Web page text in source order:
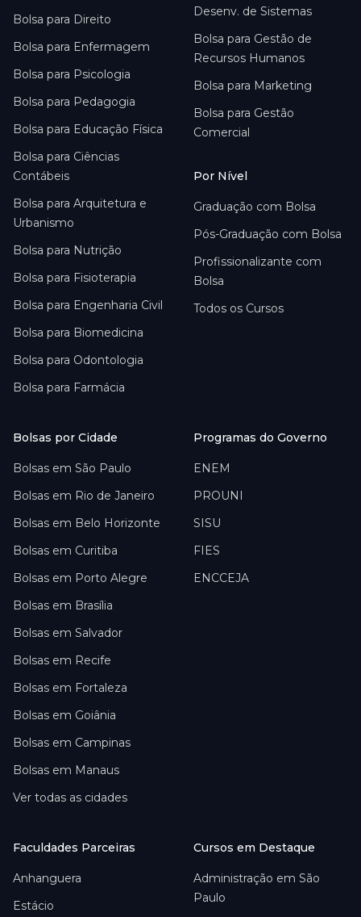
Bolsa para Direito
Bolsa para Enfermagem
Bolsa para Psicologia
Bolsa para Pedagogia
Bolsa para Educação Física
Bolsa para Ciências
Contábeis
Bolsa para Arquitetura e
Urbanismo
Bolsa para Nutrição
Bolsa para Fisioterapia
Bolsa para Engenharia Civil
Bolsa para Biomedicina
Bolsa para Odontologia
Bolsa para Farmácia
Desenv. de Sistemas
Bolsa para Gestão de
Recursos Humanos
Bolsa para Marketing
Bolsa para Gestão
Comercial
Por Nível
Graduação com Bolsa
Pós-Graduação com Bolsa
Profissionalizante com
Bolsa
Todos os Cursos
Bolsas por Cidade
Bolsas em São Paulo
Bolsas em Rio de Janeiro
Bolsas em Belo Horizonte
Bolsas em Curitiba
Bolsas em Porto Alegre
Bolsas em Brasília
Bolsas em Salvador
Bolsas em Recife
Bolsas em Fortaleza
Bolsas em Goiânia
Bolsas em Campinas
Bolsas em Manaus
Ver todas as cidades
Programas do Governo
ENEM
PROUNI
SISU
FIES
ENCCEJA
Faculdades Parceiras
Anhanguera
Estácio
Cursos em Destaque
Administração em São
Paulo